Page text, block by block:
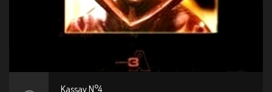
Kassav N°4